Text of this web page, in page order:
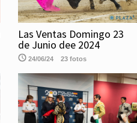
Las Ventas Domingo 23
de Junio dee 2024
24/06/24 23 fotos